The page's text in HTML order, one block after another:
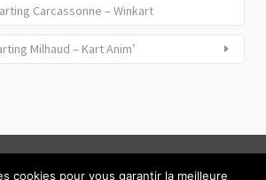
Carcassonne – Winkart
Milhaud – Kart Anim’
cookies pour vous garantir la meilleure